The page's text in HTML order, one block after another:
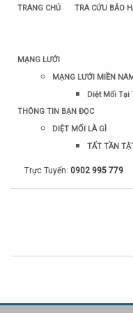
TRANG CHỦ TRA CỨU BẢO
MẠNG LƯỚI
MẠNG LƯỚI MIỀN
Diệt Mối Tại
THÔNG TIN BẠN ĐỌC
DIỆT MỐI LÀ GÌ
TẤT TẦN
Trực Tuyến: 0902 995 779